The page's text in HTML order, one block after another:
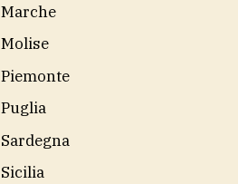
Marche
Molise
Piemonte
Puglia
Sardegna
Sicilia